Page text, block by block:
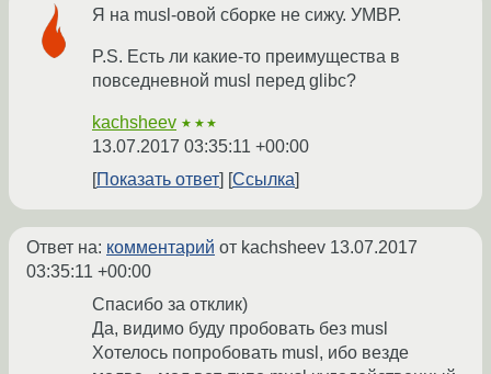
Я на musl-овой сборке не сижу. УМВР.
P.S. Есть ли какие-то преимущества в
повседневной musl перед glibc?
kachsheev ★★★
13.07.2017 03:35:11 +00:00
Показать ответ
Ссылка
Ответ на: комментарий от kachsheev 13.07.2017
03:35:11 +00:00
Спасибо за отклик)
Да, видимо буду пробовать без musl
Хотелось попробовать musl, ибо везде